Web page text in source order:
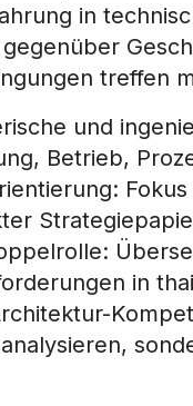
in
treffen
und
Betrieb,
in